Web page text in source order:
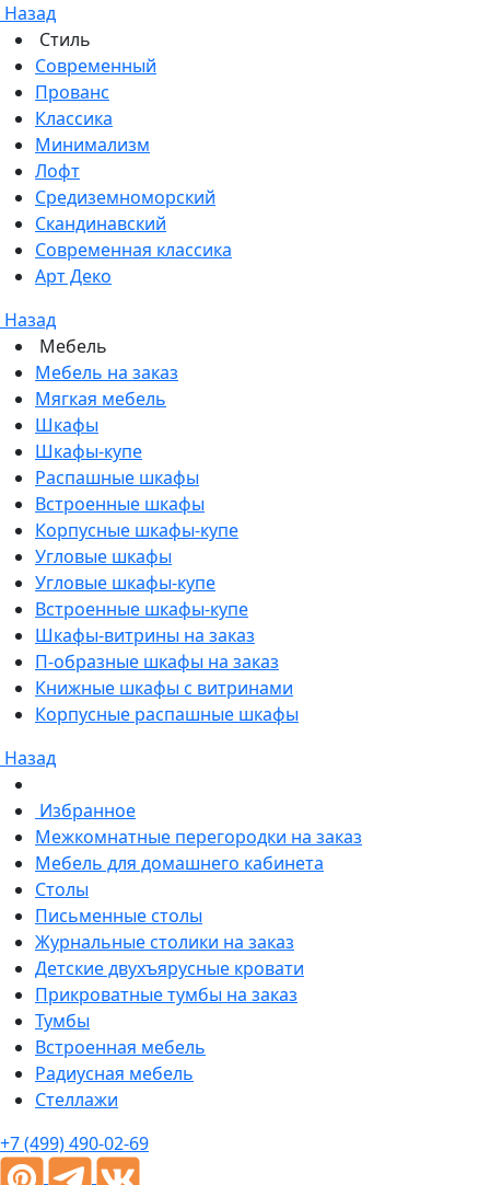
Назад
Стиль
Современный
Прованс
Классика
Минимализм
Лофт
Средиземноморский
Скандинавский
Современная классика
Арт Деко
Назад
Мебель
Мебель на заказ
Мягкая мебель
Шкафы
Шкафы-купе
Распашные шкафы
Встроенные шкафы
Корпусные шкафы-купе
Угловые шкафы
Угловые шкафы-купе
Встроенные шкафы-купе
Шкафы-витрины на заказ
П-образные шкафы на заказ
Книжные шкафы с витринами
Корпусные распашные шкафы
Назад
Избранное
Межкомнатные перегородки на заказ
Мебель для домашнего кабинета
Столы
Письменные столы
Журнальные столики на заказ
Детские двухъярусные кровати
Прикроватные тумбы на заказ
Тумбы
Встроенная мебель
Радиусная мебель
Стеллажи
+7 (499) 490-02-69